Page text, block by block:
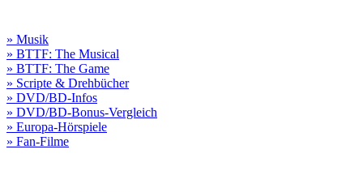
» Musik
» BTTF: The Musical
» BTTF: The Game
» Scripte & Drehbücher
» DVD/BD-Infos
» DVD/BD-Bonus-Vergleich
» Europa-Hörspiele
» Fan-Filme